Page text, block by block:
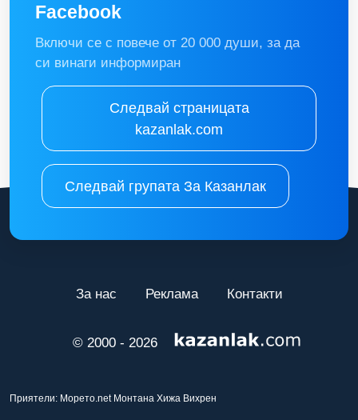
Facebook
Включи се с повече от 20 000 души, за да
си винаги информиран
Следвай страницата
kazanlak.com
Следвай групата За Казанлак
© 2000 - 2026
За нас Реклама Контакти
Приятели: Морето.net Монтана Хижа Вихрен